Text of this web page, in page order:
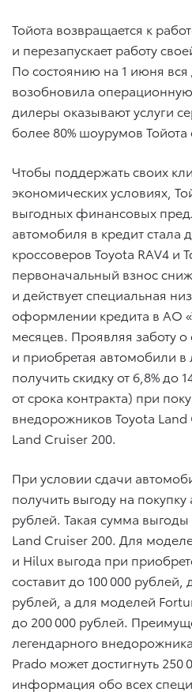
Тойота возвращается к
и перезапускает работу
По состоянию на 1 июня вся
возобновила операционную
дилеры оказывают услуги
более 80% шоурумов
Чтобы поддержать своих
экономических условиях,
выгодных финансовых
автомобиля в кредит стала
кроссоверов Toyota RAV4 и
первоначальный взнос
и действует специальная
оформлении кредита в АО
месяцев. Проявляя заботу о
и приобретая автомобили
получить скидку от 6,8% до
от срока контракта) при
внедорожников Toyota Land
Land Cruiser 200.
При условии сдачи
получить выгоду на
рублей. Такая сумма
Land Cruiser 200. Для
и Hilux выгода при
составит до 100 000
рублей, а для моделей
до 200 000 рублей.
легендарного
Prado может достигнуть
информация обо всех